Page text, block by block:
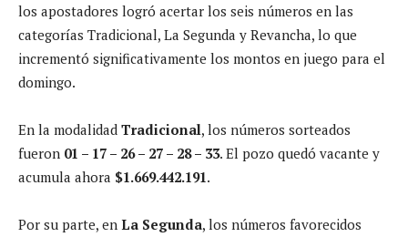
los apostadores logró acertar los seis números en las
categorías Tradicional, La Segunda y Revancha, lo que
incrementó significativamente los montos en juego para el
domingo.
En la modalidad Tradicional, los números sorteados
fueron 01 – 17 – 26 – 27 – 28 – 33. El pozo quedó vacante y
acumula ahora $1.669.442.191.
Por su parte, en La Segunda, los números favorecidos